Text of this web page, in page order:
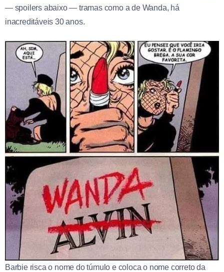
— spoilers abaixo — tramas como a de Wanda, há
inacreditáveis 30 anos.
Barbie risca o nome do túmulo e coloca o nome correto da